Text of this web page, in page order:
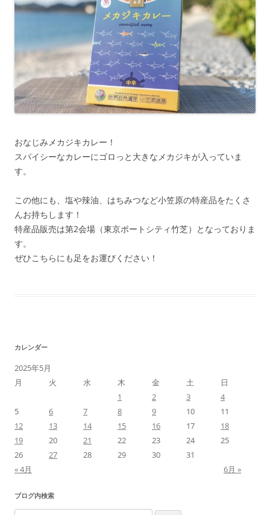
おなじみメカジキカレー！
スパイシーなカレーにゴロっと大きなメカジキが入っていま
す。
この他にも、塩や辣油、はちみつなど小笠原の特産品をたくさ
んお持ちします！
特産品販売は第2会場（東京ポートシティ竹芝）となっておりま
す。
ぜひこちらにも足をお運びください！
カレンダー
2025年5月
月
火 水 木 金 土
日
1
2 3
4
5
6 7 8 9 10
11
12
13 14 15 16 17
18
19
20 21 22 23 24
25
26
27 28 29 30
31
« 4月
6月 »
ブログ内検索